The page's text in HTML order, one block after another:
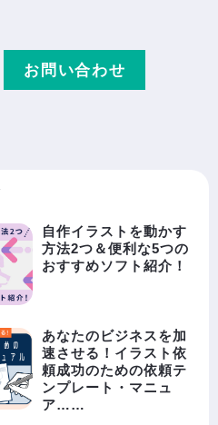
お問い合わせ
自作イラストを動かす
方法2つ＆便利な5つの
おすすめソフト紹介！
あなたのビジネスを加
速させる！イラスト依
頼成功のための依頼テ
ンプレート・マニュ
ア……